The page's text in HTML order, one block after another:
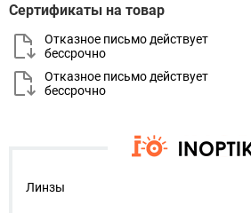
Сертификаты на товар
Отказное письмо действует
бессрочно
Отказное письмо действует
бессрочно
Линзы